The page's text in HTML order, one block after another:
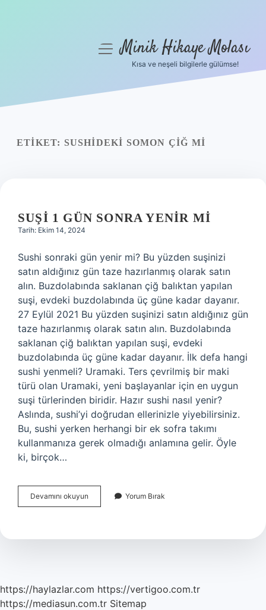
Yasal Uyarı
menüyüMinik Hikaye Molası
Kısa ve neşeli bilgilerle gülümse!
ETIKET: SUSHIDEKI SOMON ÇIĞ MI
SUŞI 1 GÜN SONRA YENIR MI
Tarih: Ekim 14, 2024
Sushi sonraki gün yenir mi? Bu yüzden suşinizi
satın aldığınız gün taze hazırlanmış olarak satın
alın. Buzdolabında saklanan çiğ balıktan yapılan
suşi, evdeki buzdolabında üç güne kadar dayanır.
27 Eylül 2021 Bu yüzden suşinizi satın aldığınız gün
taze hazırlanmış olarak satın alın. Buzdolabında
saklanan çiğ balıktan yapılan suşi, evdeki
buzdolabında üç güne kadar dayanır. İlk defa hangi
sushi yenmeli? Uramaki. Ters çevrilmiş bir maki
türü olan Uramaki, yeni başlayanlar için en uygun
suşi türlerinden biridir. Hazır sushi nasıl yenir?
Aslında, sushi’yi doğrudan ellerinizle yiyebilirsiniz.
Bu, sushi yerken herhangi bir ek sofra takımı
kullanmanıza gerek olmadığı anlamına gelir. Öyle
ki, birçok…
Devamını okuyun
1
Yenir
Yorum Bırak
https://haylazlar.com https://vertigoo.com.tr
https://mediasun.com.tr Sitemap